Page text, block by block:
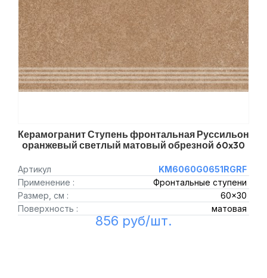
Керамогранит Ступень фронтальная Руссильон
оранжевый светлый матовый обрезной 60x30
Артикул
KM6060G0651RGRF
Применение :
Фронтальные ступени
Размер, см :
60x30
Поверхность :
матовая
856 руб/шт.